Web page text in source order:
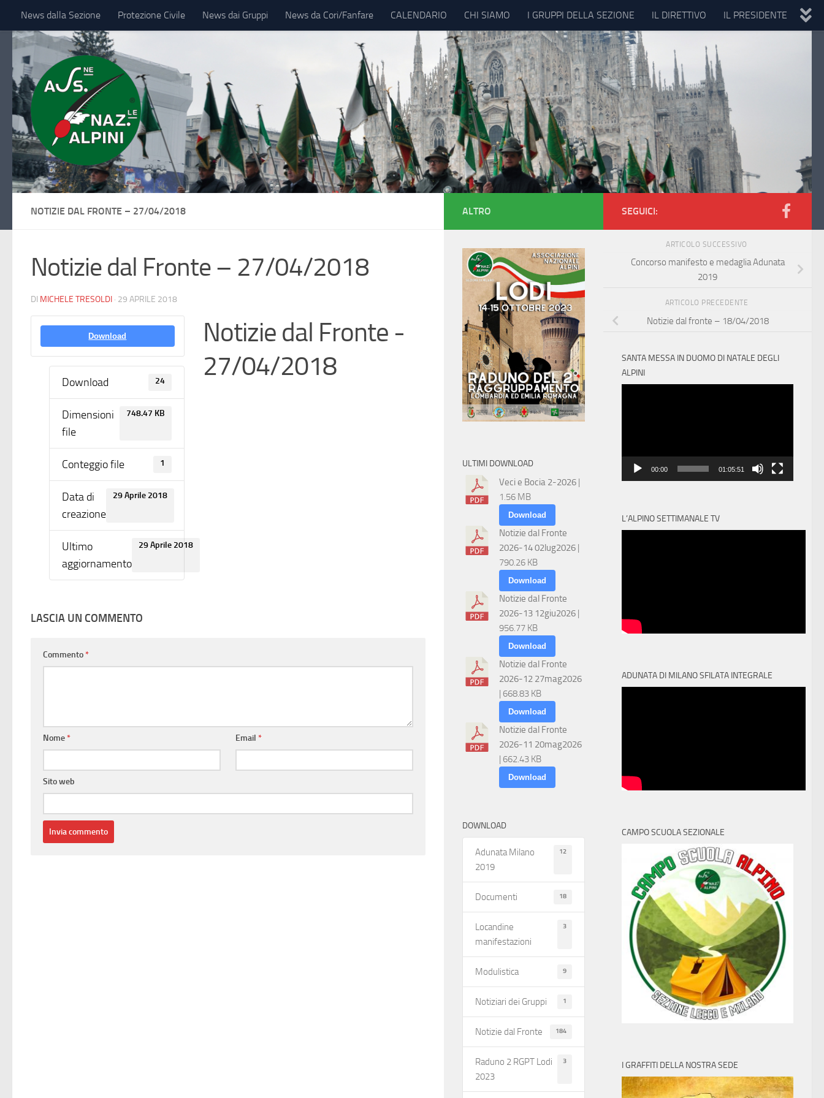
Sotto il contenuto
News dalla Sezione Protezione Civile News dai Gruppi News da Cori/Fanfare CALENDARIO CHI SIAMO I GRUPPI DELLA SEZIONE IL DIRETTIVO IL PRESIDENTE
IL VESSILLO
NOTIZIE DAL FRONTE – 27/04/2018
Notizie dal Fronte – 27/04/2018
DI MICHELE TRESOLDI · 29 APRILE 2018
Download
Download 24
Dimensioni
file
748.47 KB
Conteggio file 1
Data di
creazione
29 Aprile 2018
Ultimo
aggiornamento
29 Aprile 2018
Notizie dal Fronte -
27/04/2018
LASCIA UN COMMENTO
Commento*
Nome* Email*
Sito web
SEGUICI:
ARTICOLO SUCCESSIVO
Concorso manifesto e medaglia Adunata
2019
ARTICOLO PRECEDENTE
Notizie dal fronte – 18/04/2018
SANTA MESSA IN DUOMO DI NATALE DEGLI
ALPINI
00:00 01:05:51
L’ALPINO SETTIMANALE TV
ADUNATA DI MILANO SFILATA INTEGRALE
CAMPO SCUOLA SEZIONALE
I GRAFFITI DELLA NOSTRA SEDE
ALTRO
ULTIMI DOWNLOAD
Veci e Bocia 2-2026 |
1.56 MB
Download
Notizie dal Fronte
2026-14 02lug2026 |
790.26 KB
Download
Notizie dal Fronte
2026-13 12giu2026 |
956.77 KB
Download
Notizie dal Fronte
2026-12 27mag2026
| 668.83 KB
Download
Notizie dal Fronte
2026-11 20mag2026
| 662.43 KB
Download
DOWNLOAD
Adunata Milano
2019
12
Documenti 18
Locandine
manifestazioni
3
Modulistica 9
Notiziari dei Gruppi 1
Notizie dal Fronte 184
Raduno 2 RGPT Lodi
2023
3